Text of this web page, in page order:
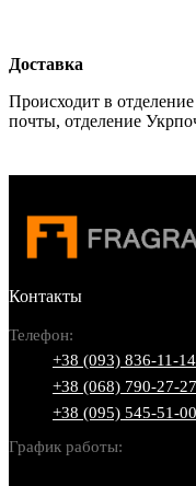
Доставка
Происходит в
почты, отделение
Контакты
Телефон:
+38 (093) 836-11-14
+38 (068) 790-27-27
+38 (095) 545-51-00
График работы: